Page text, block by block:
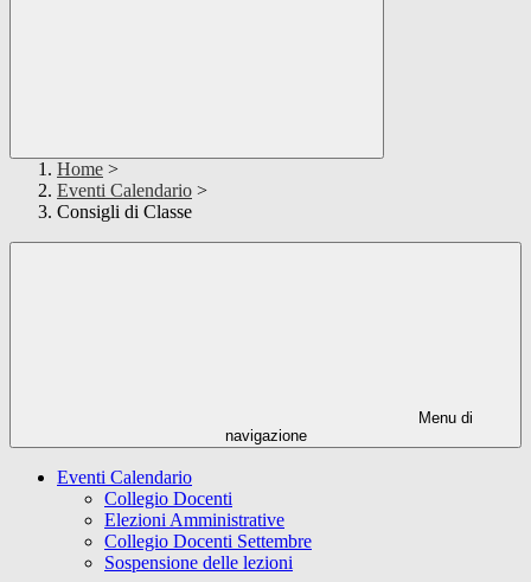
Home >
Eventi Calendario >
Consigli di Classe
Menu di
navigazione
Eventi Calendario
Collegio Docenti
Elezioni Amministrative
Collegio Docenti Settembre
Sospensione delle lezioni